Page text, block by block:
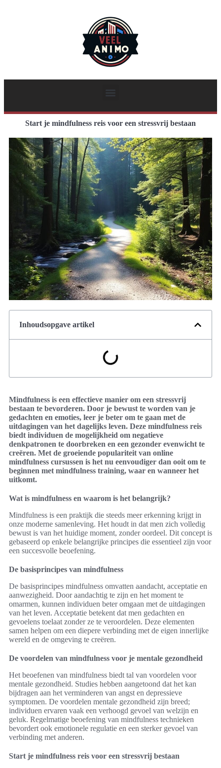
Start je mindfulness reis voor een stressvrij bestaan
Inhoudsopgave artikel
Mindfulness is een effectieve manier om een stressvrij
bestaan te bevorderen. Door je bewust te worden van je
gedachten en emoties, leer je beter om te gaan met de
uitdagingen van het dagelijks leven. Deze mindfulness reis
biedt individuen de mogelijkheid om negatieve
denkpatronen te doorbreken en een gezonder evenwicht te
creëren. Met de groeiende populariteit van online
mindfulness cursussen is het nu eenvoudiger dan ooit om te
beginnen met mindfulness training, waar en wanneer het
uitkomt.
Wat is mindfulness en waarom is het belangrijk?
Mindfulness is een praktijk die steeds meer erkenning krijgt in
onze moderne samenleving. Het houdt in dat men zich volledig
bewust is van het huidige moment, zonder oordeel. Dit concept is
gebaseerd op enkele belangrijke principes die essentieel zijn voor
een succesvolle beoefening.
De basisprincipes van mindfulness
De basisprincipes mindfulness omvatten aandacht, acceptatie en
aanwezigheid. Door aandachtig te zijn en het moment te
omarmen, kunnen individuen beter omgaan met de uitdagingen
van het leven. Acceptatie betekent dat men gedachten en
gevoelens toelaat zonder ze te veroordelen. Deze elementen
samen helpen om een diepere verbinding met de eigen innerlijke
wereld en de omgeving te creëren.
De voordelen van mindfulness voor je mentale gezondheid
Het beoefenen van mindfulness biedt tal van voordelen voor
mentale gezondheid. Studies hebben aangetoond dat het kan
bijdragen aan het verminderen van angst en depressieve
symptomen. De voordelen mentale gezondheid zijn breed;
individuen ervaren vaak een verhoogd gevoel van welzijn en
geluk. Regelmatige beoefening van mindfulness technieken
bevordert ook emotionele regulatie en een sterker gevoel van
verbinding met anderen.
Start je mindfulness reis voor een stressvrij bestaan